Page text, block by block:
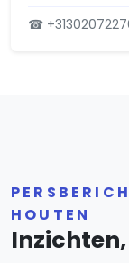
☎
HOUTEN